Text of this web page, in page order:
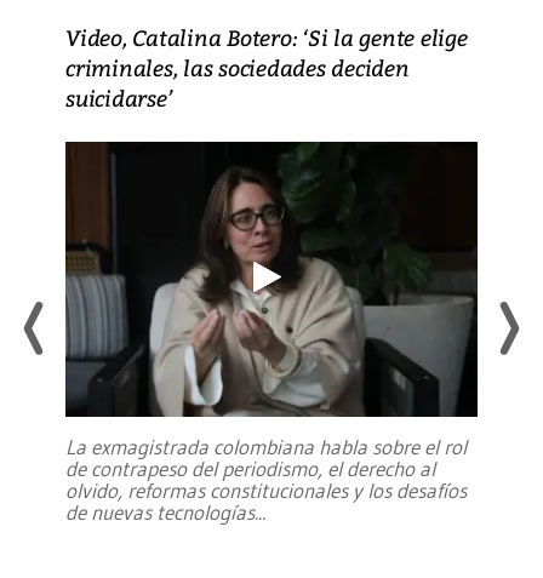
Video, Catalina Botero: ‘Si la gente elige
criminales, las sociedades deciden
suicidarse’
La exmagistrada colombiana habla sobre el rol
de contrapeso del periodismo, el derecho al
olvido, reformas constitucionales y los desafíos
de nuevas tecnologías...